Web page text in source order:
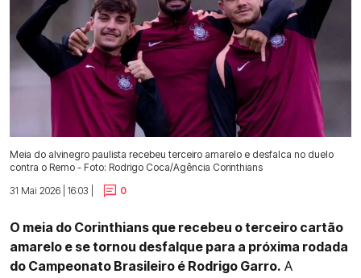
Meia do alvinegro paulista recebeu terceiro amarelo e desfalca no duelo
contra o Remo - Foto: Rodrigo Coca/Agência Corinthians
31 Mai 2026 | 16:03 |
0
O meia do Corinthians que recebeu o terceiro cartão
amarelo e se tornou desfalque para a próxima rodada
do Campeonato Brasileiro é Rodrigo Garro. A